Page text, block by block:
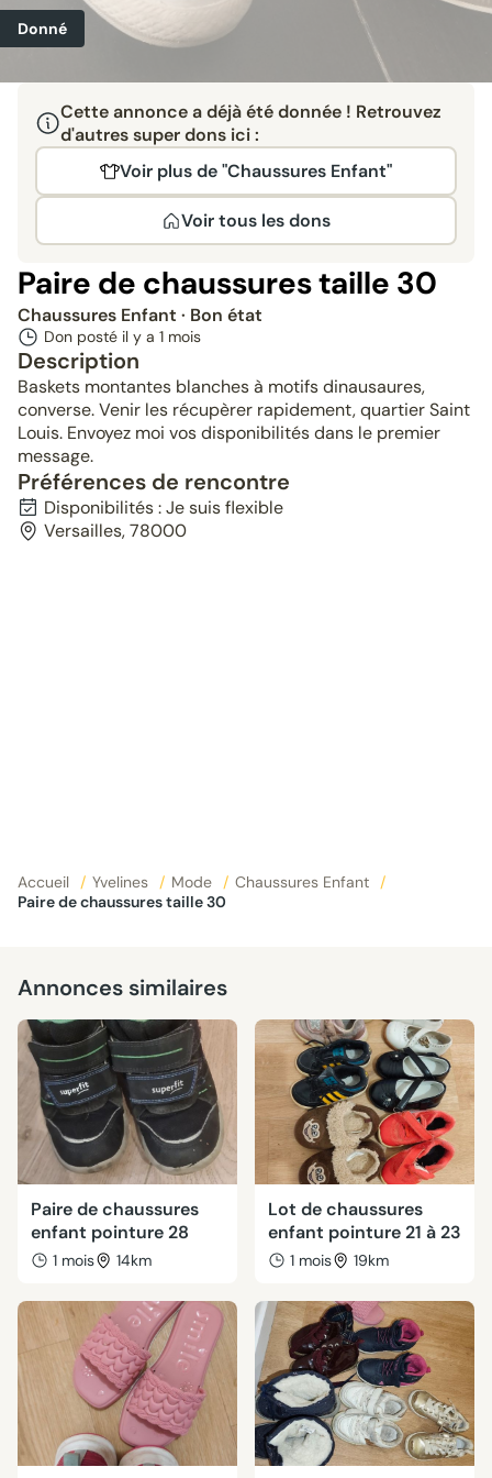
Donné
Cette annonce a déjà été donnée ! Retrouvez
d'autres super dons ici :
Voir plus de "Chaussures Enfant"
Voir tous les dons
Paire de chaussures taille 30
Chaussures Enfant · Bon état
Don posté il y a 1 mois
Description
Baskets montantes blanches à motifs dinausaures,
converse. Venir les récupèrer rapidement, quartier Saint
Louis. Envoyez moi vos disponibilités dans le premier
message.
Préférences de rencontre
Disponibilités : Je suis flexible
Versailles, 78000
Accueil / Yvelines / Mode / Chaussures Enfant
/
Paire de chaussures taille 30
Annonces similaires
Paire de chaussures
enfant pointure 28
1 mois 14km
Lot de chaussures
enfant pointure 21 à 23
1 mois 19km